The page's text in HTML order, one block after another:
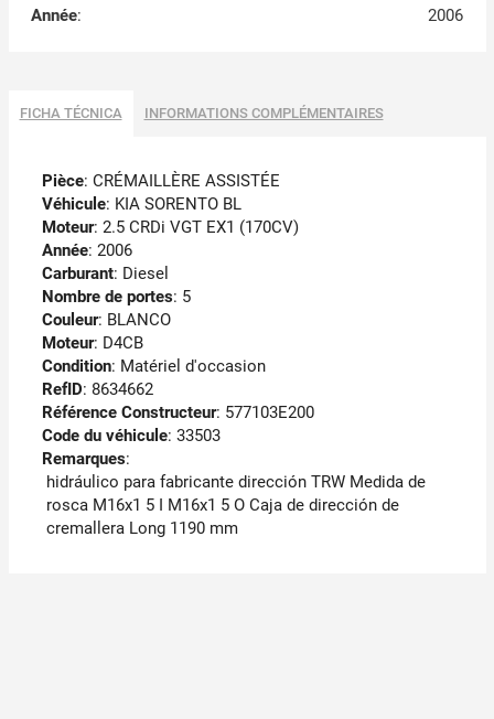
Année: 2006
FICHA TÉCNICA INFORMATIONS COMPLÉMENTAIRES
Pièce: CRÉMAILLÈRE ASSISTÉE
Véhicule: KIA SORENTO BL
Moteur: 2.5 CRDi VGT EX1 (170CV)
Année: 2006
Carburant: Diesel
Nombre de portes: 5
Couleur: BLANCO
Moteur: D4CB
Condition: Matériel d'occasion
RefID: 8634662
Référence Constructeur: 577103E200
Code du véhicule: 33503
Remarques:
hidráulico para fabricante dirección TRW Medida de
rosca M16x1 5 I M16x1 5 O Caja de dirección de
cremallera Long 1190 mm